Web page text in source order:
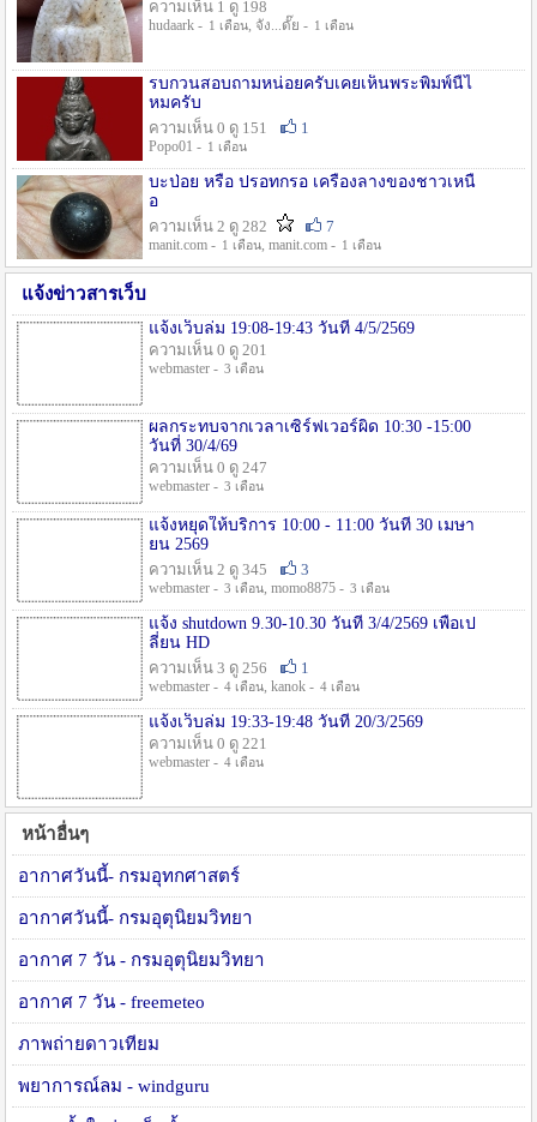
ความเห็น 1 ดู 198
hudaark - 1 เดือน, จัง...ดั๊ย - 1 เดือน
รบกวนสอบถามหน่อยครับเคยเห็นพระพิมพ์นี้ไ
หมครับ
ความเห็น 0 ดู 151
1
Popo01 - 1 เดือน
บะป่อย หรือ ปรอทกรอ เครื่องลางของชาวเหนื
อ
ความเห็น 2 ดู 282
7
manit.com - 1 เดือน, manit.com - 1 เดือน
แจ้งข่าวสารเว็บ
แจ้งเว็บล่ม 19:08-19:43 วันที่ 4/5/2569
ความเห็น 0 ดู 201
webmaster - 3 เดือน
ผลกระทบจากเวลาเซิร์ฟเวอร์ผิด 10:30 -15:00
วันที่ 30/4/69
ความเห็น 0 ดู 247
webmaster - 3 เดือน
แจ้งหยุดให้บริการ 10:00 - 11:00 วันที่ 30 เมษา
ยน 2569
ความเห็น 2 ดู 345
3
webmaster - 3 เดือน, momo8875 - 3 เดือน
แจ้ง shutdown 9.30-10.30 วันที่ 3/4/2569 เพื่อเป
ลี่ยน HD
ความเห็น 3 ดู 256
1
webmaster - 4 เดือน, kanok - 4 เดือน
แจ้งเว็บล่ม 19:33-19:48 วันที่ 20/3/2569
ความเห็น 0 ดู 221
webmaster - 4 เดือน
หน้าอื่นๆ
อากาศวันนี้- กรมอุทกศาสตร์
อากาศวันนี้- กรมอุตุนิยมวิทยา
อากาศ 7 วัน - กรมอุตุนิยมวิทยา
อากาศ 7 วัน - freemeteo
ภาพถ่ายดาวเทียม
พยาการณ์ลม - windguru